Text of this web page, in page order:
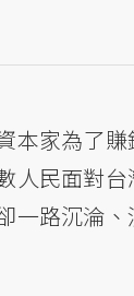
本家為了賺
人民面對台
一路沉淪、